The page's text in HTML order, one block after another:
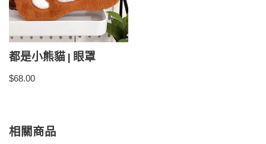
都是小熊貓 | 眼罩
$68.00
相關商品